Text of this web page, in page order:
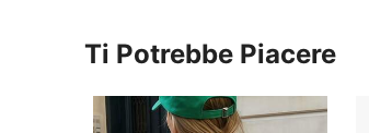
Ti Potrebbe Piacere